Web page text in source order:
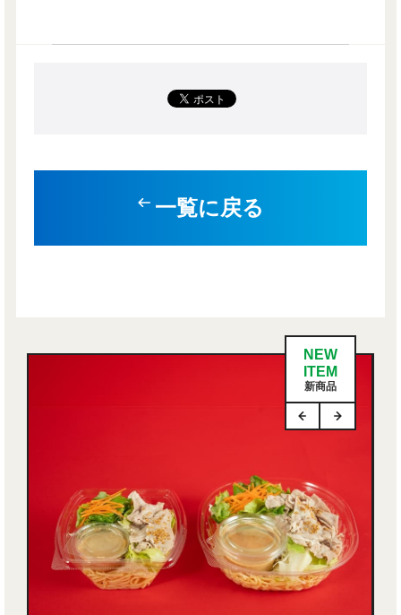
一覧に戻る
NEW
ITEM
新商品